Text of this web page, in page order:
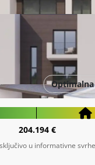
204.194 €
u informativne